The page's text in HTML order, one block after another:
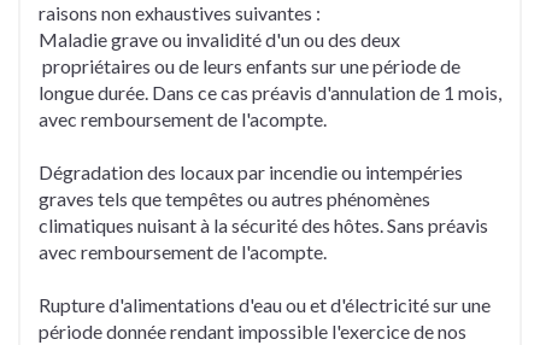
raisons non exhaustives suivantes :
Maladie grave ou invalidité d'un ou des deux
propriétaires ou de leurs enfants sur une période de
longue durée. Dans ce cas préavis d'annulation de 1 mois,
avec remboursement de l'acompte.
Dégradation des locaux par incendie ou intempéries
graves tels que tempêtes ou autres phénomènes
climatiques nuisant à la sécurité des hôtes. Sans préavis
avec remboursement de l'acompte.
Rupture d'alimentations d'eau ou et d'électricité sur une
période donnée rendant impossible l'exercice de nos